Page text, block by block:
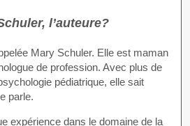
l’auteure?
Mary Schuler. Elle est maman
de profession. Avec plus de
pédiatrique, elle sait
parle.
expérience dans le domaine de la